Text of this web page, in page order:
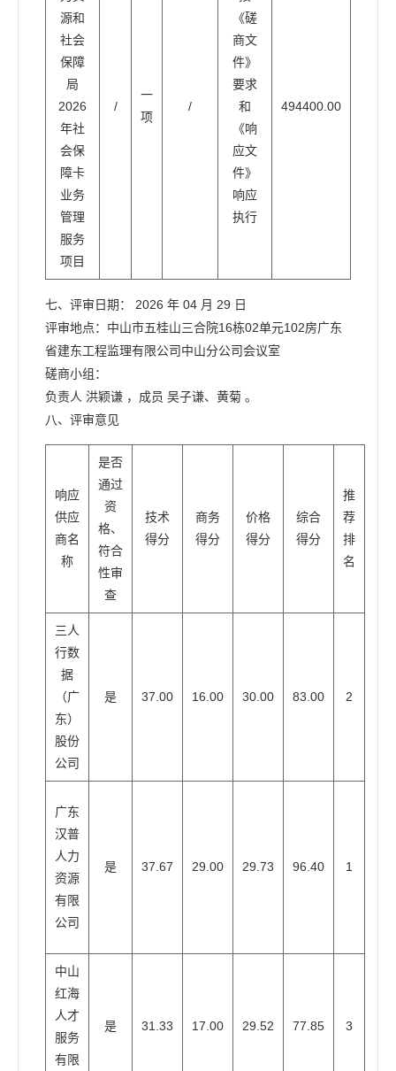
源和
社会
保障
局
2026
年社
会保
障卡
业务
管理
服务
项目
/
一
项
/
《磋
商文
件》
要求
和
《响
应文
件》
响应
执行
494400.00
七、评审日期： 2026 年 04 月 29 日
评审地点：中山市五桂山三合院16栋02单元102房广东
省建东工程监理有限公司中山分公司会议室
磋商小组：
负责人 洪颖谦 ，成员 吴子谦、黄菊 。
八、评审意见
响应
供应
商名
称
是否
通过
资
格、
符合
性审
查
技术
得分
商务
得分
价格
得分
综合
得分
推
荐
排
名
三人
行数
据
（广
东）
股份
公司
是 37.00 16.00 30.00 83.00 2
广东
汉普
人力
资源
有限
公司
是 37.67 29.00 29.73 96.40 1
中山
红海
人才
服务
有限
是 31.33 17.00 29.52 77.85 3